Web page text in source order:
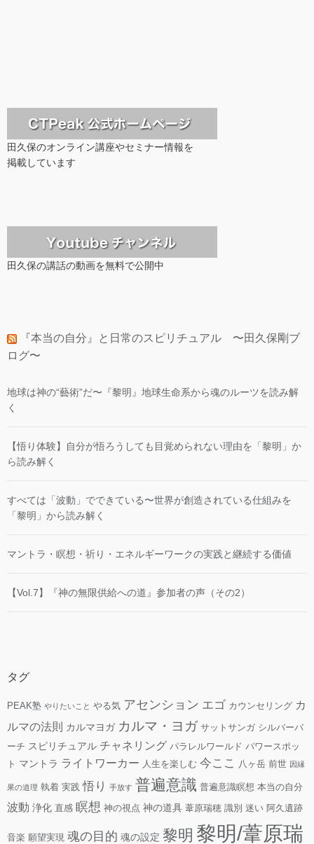
田久保のオンライン講座やセミナー情報を
掲載しています
田久保の講話の動画を無料で公開中
『本当の自分』と日常のスピリチュアル 〜田久保剛ブ
ログ〜
地球は神の“藝術”だ〜『黎明』地球生命系から魂のルーツを読み解
く
【悟り体験】自分が悟ろうしても目覚められない理由を「黎明」か
ら読み解く
すべては「波動」でできている〜世界が創造されている仕組みを
「黎明」から読み解く
マントラ・瞑想・祈り・エネルギーワークの実践と継続する価値
【Vol.7】『神の無限供給への道』参加者の声（その2）
タグ
PEAK塾 やりたいこと やる気 アセンション エゴ カウンセリング カ
ルマの法則 カルマヨガ カルマ・ヨガ サットサンガ シルバーバ
ーチ スピリチュアル チャネリング パラレルワールド パワースポッ
ト マントラ ライトワーカー 人生を楽しむ 今ここ 八ヶ岳 前世 因縁
果の道理 執着 実践 悟り 手放す 普遍意識 普遍意識瞑想 本当の自分
波動 浄化 直感 瞑想 神の視点 神の道具 葦原瑞穂 識別 迷い 阿久遺跡
音楽 願望実現 魂の目的 魂の設定 黎明 黎明/葦原瑞